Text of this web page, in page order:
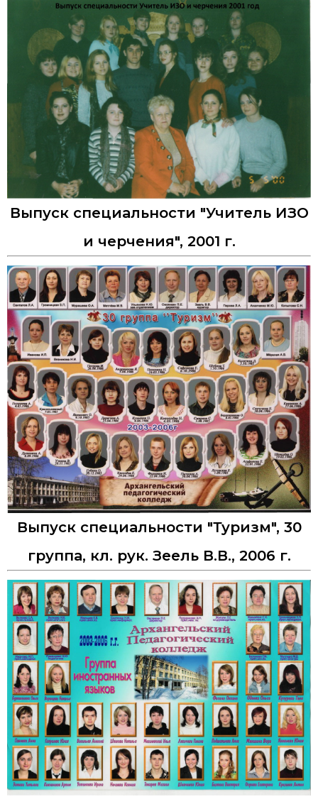
Выпуск специальности "Учитель ИЗО
и черчения", 2001 г.
Выпуск специальности "Туризм", 30
группа, кл. рук. Зеель В.В., 2006 г.